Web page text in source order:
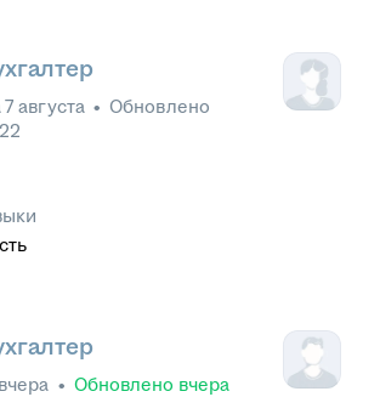
7 августа • Обновлено
вчера • Обновлено вчера